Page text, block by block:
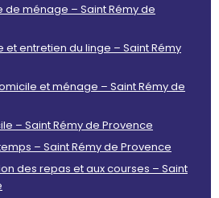
de ménage – Saint Rémy de
entretien du linge – Saint Rémy
et ménage – Saint Rémy de
– Saint Rémy de Provence
– Saint Rémy de Provence
des repas et aux courses – Saint